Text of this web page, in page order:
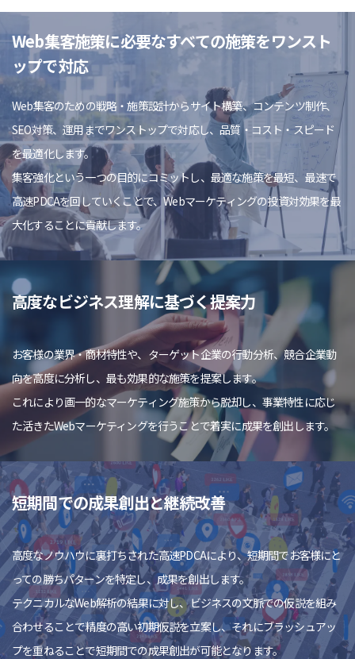
Web集客施策に必要なすべての施策をワンスト
ップで対応
Web集客のための戦略・施策設計からサイト構築、コンテンツ制作、
SEO対策、運用までワンストップで対応し、品質・コスト・スピード
を最適化します。
集客強化という一つの目的にコミットし、最適な施策を最短、最速で
高速PDCAを回していくことで、Webマーケティングの投資対効果を最
大化することに貢献します。
高度なビジネス理解に基づく提案力
お客様の業界・商材特性や、ターゲット企業の行動分析、競合企業動
向を高度に分析し、最も効果的な施策を提案します。
これにより画一的なマーケティング施策から脱却し、事業特性に応じ
た活きたWebマーケティングを行うことで着実に成果を創出します。
短期間での成果創出と継続改善
高度なノウハウに裏打ちされた高速PDCAにより、短期間でお客様にと
っての勝ちパターンを特定し、成果を創出します。
テクニカルなWeb解析の結果に対し、ビジネスの文脈での仮説を組み
合わせることで精度の高い初期仮説を立案し、それにブラッシュアッ
プを重ねることで短期間での成果創出が可能となります。